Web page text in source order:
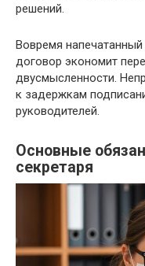
решений.
Вовремя
договор экономит
двусмысленности.
к задержкам
руководителей.
Основные
секретаря